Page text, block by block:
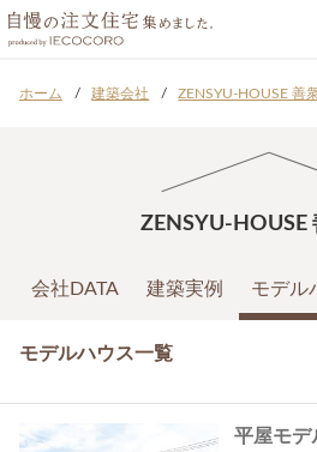
ホーム 建築会社 ZENSYU-HOUSE 善
ZENSYU-HOUSE
会社DATA 建築実例 モデル
モデルハウス一覧
平屋モデ